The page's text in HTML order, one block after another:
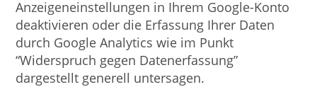
Anzeigeneinstellungen in Ihrem Google-Konto
deaktivieren oder die Erfassung Ihrer Daten
durch Google Analytics wie im Punkt
“Widerspruch gegen Datenerfassung”
dargestellt generell untersagen.